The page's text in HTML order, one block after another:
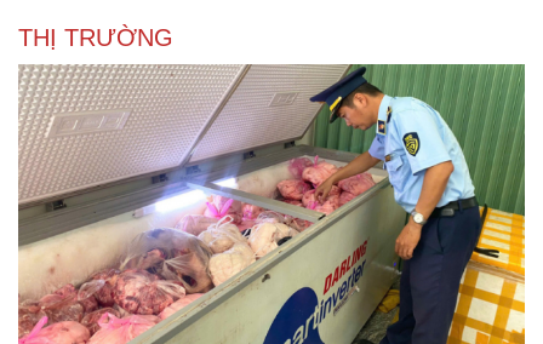
Du lịch
Tư vấn
Săn Tour
check-in
Podcast
Câu chuyện thời sự
Đọc truyện đêm khuya
Cửa sổ tình yêu
Kể chuyện cho bé
Hạt giống tâm hồn
THỊ TRƯỜNG